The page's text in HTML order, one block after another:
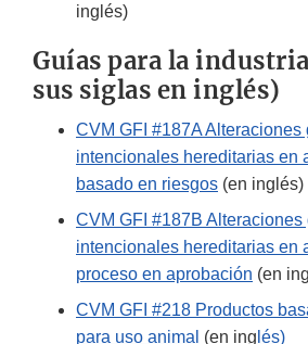
inglés)
Guías para la
sus siglas en inglés)
CVM GFI #187A Alteraciones
intencionales hereditarias en
basado en riesgos (en inglés)
CVM GFI #187B Alteraciones
intencionales hereditarias en
proceso en aprobación (en
CVM GFI #218 Productos
para uso animal (en ing lés)